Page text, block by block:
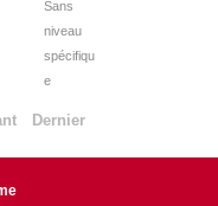
Sans
niveau
spécifiqu
e
Dernier